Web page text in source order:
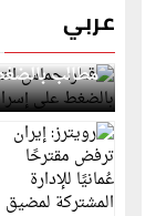
عربي
قطر: حماس
مطالب